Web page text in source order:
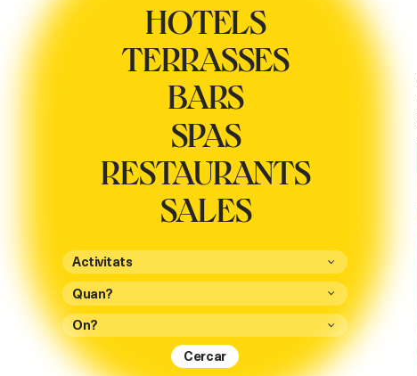
HOTELS
TERRASSES
BARS
SPAS
RESTAURANTS
SALES
Activitats
On?